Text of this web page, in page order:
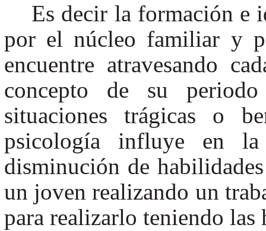
Es decir la formación e
por el núcleo familiar y
encuentre atravesando
concepto de su
situaciones trágicas o
psicología influye en
disminución de
un joven realizando un
para realizarlo teniendo las